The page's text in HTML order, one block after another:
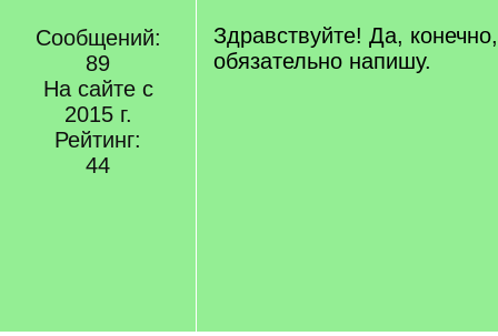
Сообщений:
89
На сайте с
2015 г.
Рейтинг:
44
Здравствуйте! Да,
обязательно напишу.